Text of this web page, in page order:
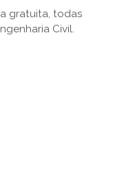
gratuita, todas
Civil.